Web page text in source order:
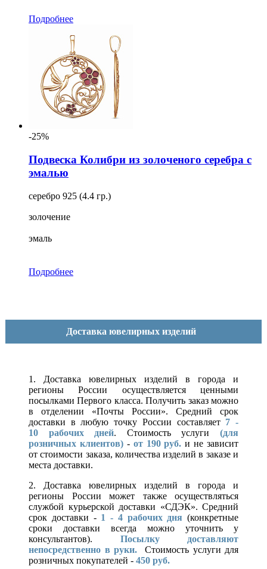
Подробнее
-25%
Подвеска Колибри из золоченого серебра с
эмалью
серебро 925 (4.4 гр.)
золочение
эмаль
Подробнее
Доставка ювелирных изделий
1. Доставка ювелирных изделий в города и
регионы России осуществляется ценными
посылками Первого класса. Получить заказ можно
в отделении «Почты России». Средний срок
доставки в любую точку России составляет 7 -
10 рабочих дней. Стоимость услуги(для
розничных клиентов)- от 190 руб. и не зависит
от стоимости заказа, количества изделий в заказе и
места доставки.
2. Доставка ювелирных изделий в города и
регионы России может также осуществляться
службой курьерской доставки «СДЭК». Средний
срок доставки - 1 - 4 рабочих дня (конкретные
сроки доставки всегда можно уточнить у
консультантов). Посылку доставляют
непосредственно в руки.
Стоимость услуги для
розничных покупателей - 450 руб.